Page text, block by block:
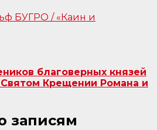
благоверных князей
Святом Крещении Романа и
записям